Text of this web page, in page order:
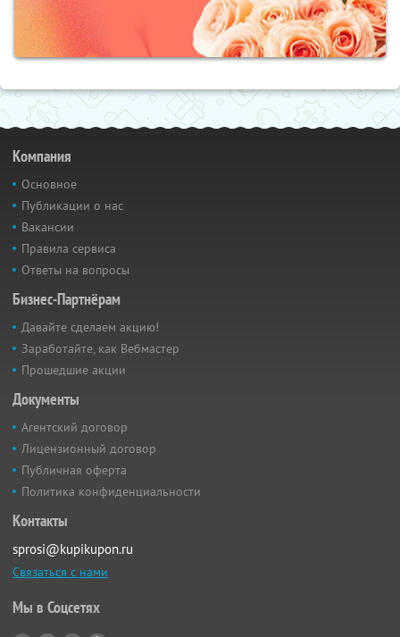
Компания
Основное
Публикации о нас
Вакансии
Правила сервиса
Ответы на вопросы
Бизнес-Партнёрам
Давайте сделаем акцию!
Заработайте, как Вебмастер
Прошедшие акции
Документы
Агентский договор
Лицензионный договор
Публичная оферта
Политика конфиденциальности
Контакты
sprosi@kupikupon.ru
Связаться с нами
Мы в Соцсетях